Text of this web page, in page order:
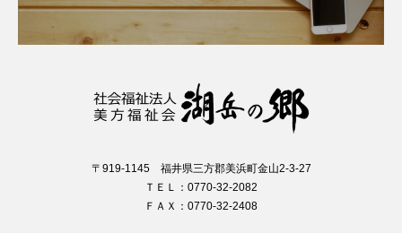
〒919-1145 福井県三方郡美浜町金山2-3-27
ＴＥＬ：0770-32-2082
ＦＡＸ：0770-32-2408